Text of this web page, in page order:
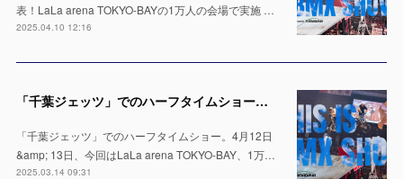
表！LaLa arena TOKYO-BAYの1万人の会場で実施 …
2025.04.10 12:16
「千葉ジェッツ」でのハーフタイムショー出演決定！LaLa arena TOKYO-BAYの1万人の会場で実施 ※4月12日 & 13日
「千葉ジェッツ」でのハーフタイムショー。4月12日
&amp; 13日、今回はLaLa arena TOKYO-BAY、1万…
2025.03.14 09:31